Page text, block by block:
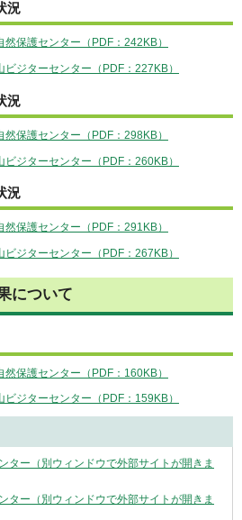
況
然保護センター（PDF：242KB）
ビジターセンター（PDF：227KB）
況
然保護センター（PDF：298KB）
ビジターセンター（PDF：260KB）
況
然保護センター（PDF：291KB）
ビジターセンター（PDF：267KB）
について
然保護センター（PDF：160KB）
ビジターセンター（PDF：159KB）
ター（別ウィンドウで外部サイトが開きま
ター（別ウィンドウで外部サイトが開きま